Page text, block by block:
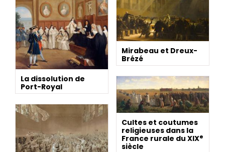
Mirabeau et Dreux-
Brézé
La dissolution de
Port-Royal
Cultes et coutumes
religieuses dans la
France rurale du XIXe
siècle